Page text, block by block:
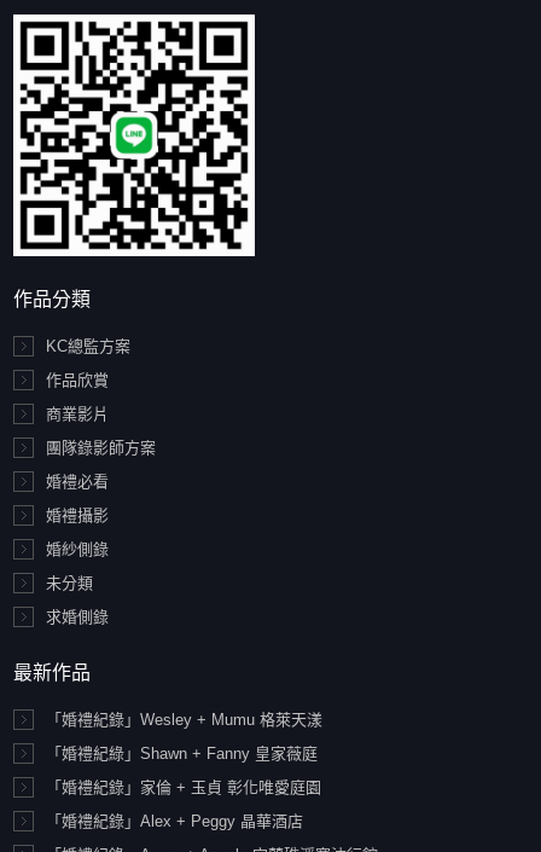
作品分類
KC總監方案
作品欣賞
商業影片
團隊錄影師方案
婚禮必看
婚禮攝影
婚紗側錄
未分類
求婚側錄
最新作品
「婚禮紀錄」Wesley + Mumu 格萊天漾
「婚禮紀綠」Shawn + Fanny 皇家薇庭
「婚禮紀錄」家倫 + 玉貞 彰化唯愛庭園
「婚禮紀錄」Alex + Peggy 晶華酒店